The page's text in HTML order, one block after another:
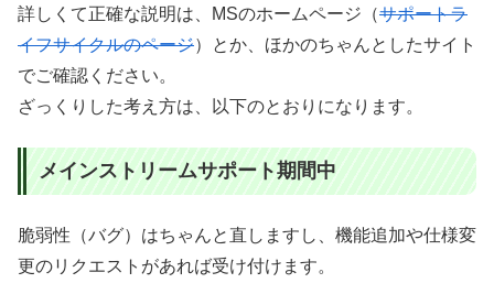
詳しくて正確な説明は、MSのホームページ（サポートラ
イフサイクルのページ）とか、ほかのちゃんとしたサイト
でご確認ください。
ざっくりした考え方は、以下のとおりになります。
メインストリームサポート期間中
脆弱性（バグ）はちゃんと直しますし、機能追加や仕様変
更のリクエストがあれば受け付けます。